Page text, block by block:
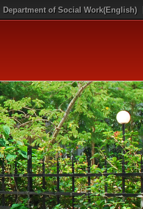
Department of Social Work(English)